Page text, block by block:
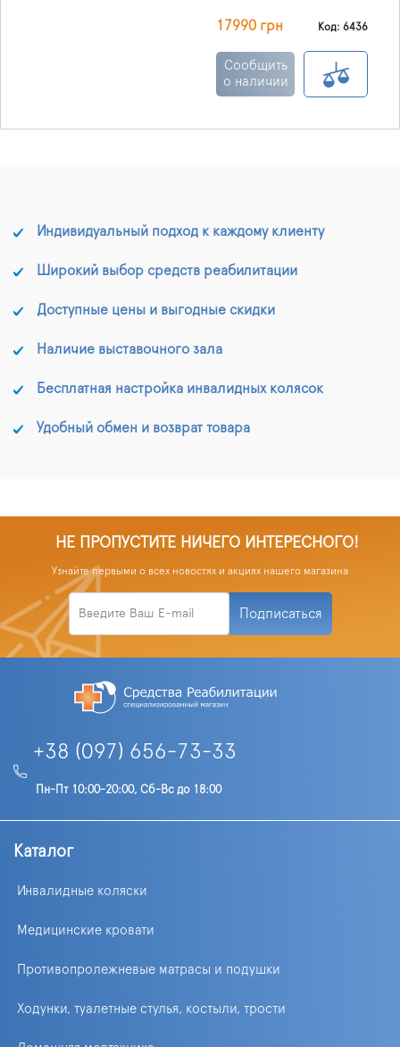
регулируется до 160
возможность
пользователю не
просто бодрствовать, а
17990 грн Код: 6436
Сообщить
о наличии
Индивидуальный подход к каждому клиенту
Широкий выбор средств реабилитации
Доступные цены и выгодные скидки
Наличие выставочного зала
Бесплатная настройка инвалидных колясок
Удобный обмен и возврат товара
НЕ ПРОПУСТИТЕ НИЧЕГО ИНТЕРЕСНОГО!
Узнайте первыми о всех новостях и акциях нашего магазина
Подписаться
+38 (097) 656-73-33
Пн-Пт 10:00-20:00, Сб-Вс до 18:00
Каталог
Инвалидные коляски
Медицинские кровати
Противопролежневые матрасы и подушки
Ходунки, туалетные стулья, костыли, трости